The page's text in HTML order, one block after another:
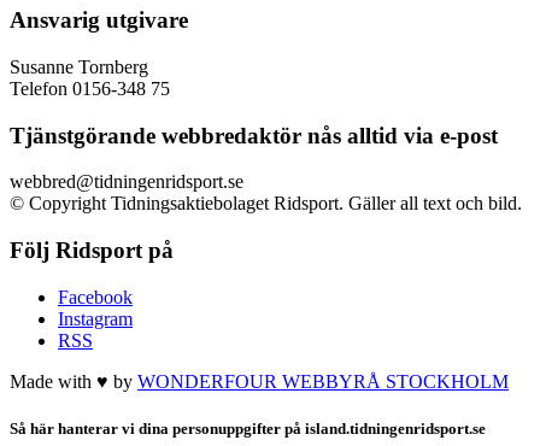
Ansvarig utgivare
Susanne Tornberg
Telefon 0156-348 75
Tjänstgörande webbredaktör nås alltid via e-post
webbred@tidningenridsport.se
© Copyright Tidningsaktiebolaget Ridsport. Gäller all text och bild.
Följ Ridsport på
Facebook
Instagram
RSS
Made with ♥ by WONDERFOUR WEBBYRÅ STOCKHOLM
Så här hanterar vi dina personuppgifter på island.tidningenridsport.se